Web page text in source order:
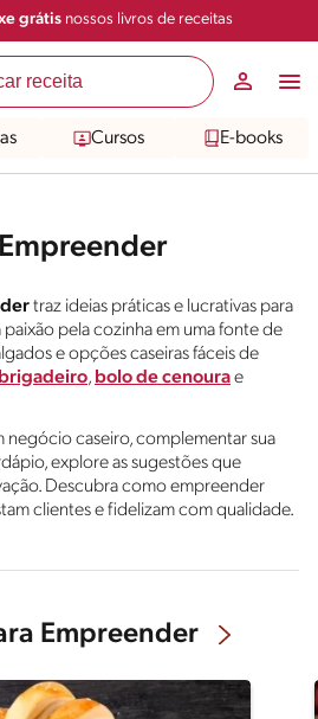
grátisnossos livros de receitas
Cursos E-books
traz ideias práticas e lucrativas para
pela cozinha em uma fonte de
e opções caseiras fáceis de
brigadeiro, bolo de cenourae
negócio caseiro, complementar sua
explore as sugestões que
Descubra como empreender
clientes e fidelizam com qualidade.
Empreender